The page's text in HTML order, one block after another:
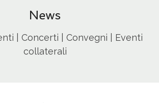
News
| Concerti | Convegni | Eventi
collaterali